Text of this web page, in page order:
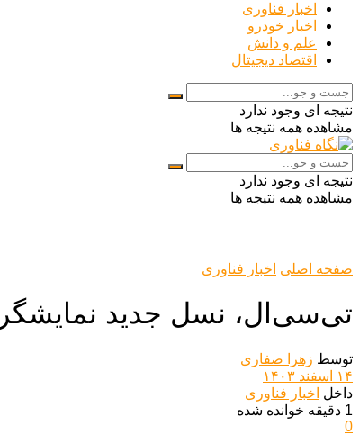
اخبار فناوری
اخبار خودرو
علم و دانش
اقتصاد دیجیتال
نتیجه ای وجود ندارد
مشاهده همه نتیجه ها
نتیجه ای وجود ندارد
مشاهده همه نتیجه ها
صفحه اصلی اخبار فناوری
تی‌سی‌ال، نسل جدید نمایشگر NXTPAPER 4 را به دنیای موبایل و تبلت آورد
توسط زهرا صفاری
۱۴ اسفند ۱۴۰۳
داخل اخبار فناوری
1 دقیقه خوانده شده
0